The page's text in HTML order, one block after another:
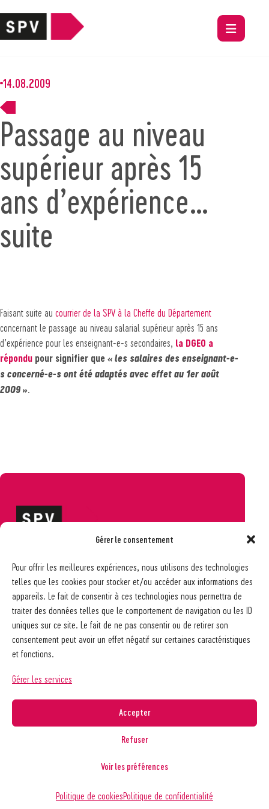
Gérer le consentement
Pour offrir les meilleures expériences, nous utilisons des technologies
telles que les cookies pour stocker et/ou accéder aux informations des
appareils. Le fait de consentir à ces technologies nous permettra de
traiter des données telles que le comportement de navigation ou les ID
uniques sur ce site. Le fait de ne pas consentir ou de retirer son
consentement peut avoir un effet négatif sur certaines caractéristiques
et fonctions.
Gérer les services
Accepter
Refuser
Voir les préférences
Politique de cookiesPolitique de confidentialité
14.08.2009
Passage au niveau
supérieur après 15
ans d’expérience…
suite
Faisant suite au courrier de la SPV à la Cheffe du Département
concernant le passage au niveau salarial supérieur après 15 ans
d’expérience pour les enseignant-e-s secondaires, la DGEO a
répondu pour signifier que « les salaires des enseignant-e-
s concerné-e-s ont été adaptés avec effet au 1er août
2009 ».
Ch. des Allinges 2
1006 Lausanne
021 617 65 59
info@spv-vd.ch
FAQ
Les associations
Nos guides pratiques
agence web troisdeuxun.ch